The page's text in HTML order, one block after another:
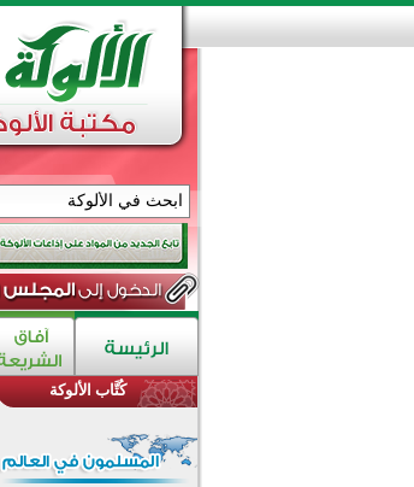
كُتَّاب الألوكة
القرآن والتربية في صدارة البرامج
اختتام الدورة التاسعة لمسابقة حفظ
وتلاوة القرآن الكريم في أزناكاييف